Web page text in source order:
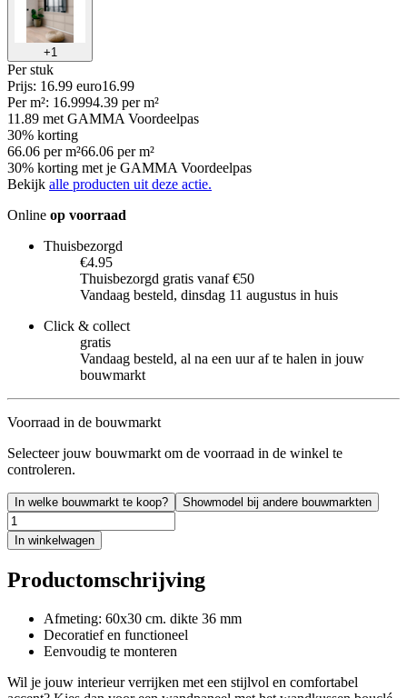
+1
Per stuk
Prijs: 16.99 euro16.99
Per m²: 16.9994.39 per m²
11.89 met GAMMA Voordeelpas
30% korting
66.06 per m²66.06 per m²
30% korting met je GAMMA Voordeelpas
Bekijk alle producten uit deze actie.
Online op voorraad
Thuisbezorgd
€4.95
Thuisbezorgd gratis vanaf €50
Vandaag besteld, dinsdag 11 augustus in huis
Click & collect
gratis
Vandaag besteld, al na een uur af te halen in jouw
bouwmarkt
Voorraad in de bouwmarkt
Selecteer jouw bouwmarkt om de voorraad in de winkel te
controleren.
In welke bouwmarkt te koop? Showmodel bij andere bouwmarkten
In winkelwagen
Productomschrijving
Afmeting: 60x30 cm. dikte 36 mm
Decoratief en functioneel
Eenvoudig te monteren
Wil je jouw interieur verrijken met een stijlvol en comfortabel